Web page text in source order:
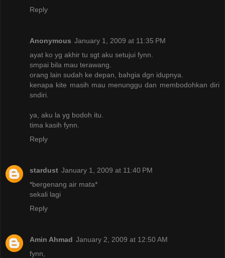
Reply
Anonymous January 1, 2009 at 11:35 PM
ayat ko yg akhir tu sgt aku setujui fynn.
smpai bila mau terawang.
orang lain sudah ke depan, bahgia dgn idupnya.
kenapa kite masih mau menunggu dan membodohkan diri
sndiri.
ya, aku la yg bodoh itu.
tima kasih fynn.
Reply
stardust January 1, 2009 at 11:40 PM
*bergenang air mata*
sekali lagi
Reply
Amin Ahmad January 2, 2009 at 12:50 AM
fynn,